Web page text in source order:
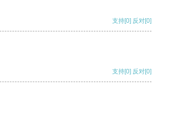
支持[0] 反对[0]
支持[0] 反对[0]